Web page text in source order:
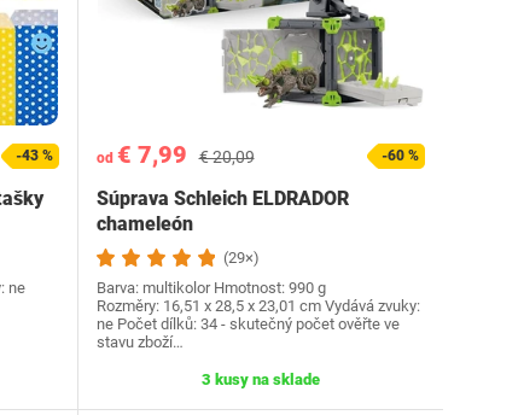
-43 %
ne
od € 7,99 € 20,09 -60 %
Súprava Schleich ELDRADOR
chameleón
(29×)
Barva: multikolor Hmotnost: ‎990 g
Rozměry: ‎16,51 x 28,5 x 23,01 cm Vydává zvuky:
ne Počet dílků: ‎34 - skutečný počet ověřte ve
stavu zboží…
3 kusy na sklade